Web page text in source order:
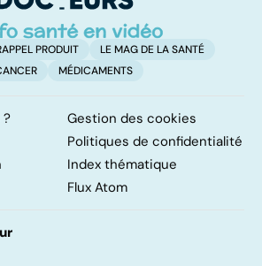
PRODUIT
LE MAG DE LA SANTÉ
MÉDICAMENTS
Gestion des cookies
Politiques de confidentialité
Index thématique
Flux Atom